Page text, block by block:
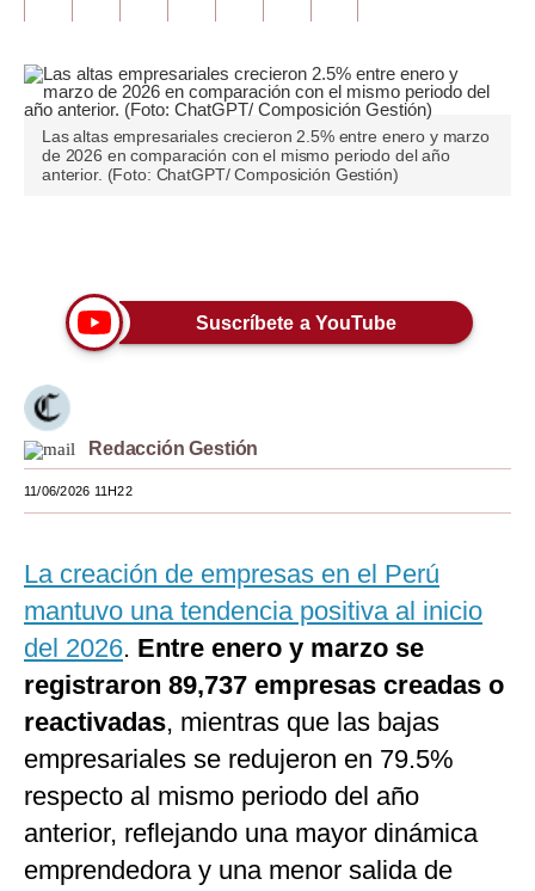
Editorial
Pregunta de hoy
Lujo
Viajes
Moda
Estilos
Mundo
México
España
Internacional
Tecnología
Club del Suscriptor
G de Gestión
Las altas empresariales crecieron 2.5% entre enero y marzo
de 2026 en comparación con el mismo periodo del año
anterior. (Foto: ChatGPT/ Composición Gestión)
Suscríbete a YouTube
Redacción Gestión
11/06/2026 11H22
La creación de empresas en el Perú
mantuvo una tendencia positiva al inicio
del 2026. Entre enero y marzo se
registraron 89,737 empresas creadas o
reactivadas, mientras que las bajas
empresariales se redujeron en 79.5%
respecto al mismo periodo del año
anterior, reflejando una mayor dinámica
emprendedora y una menor salida de